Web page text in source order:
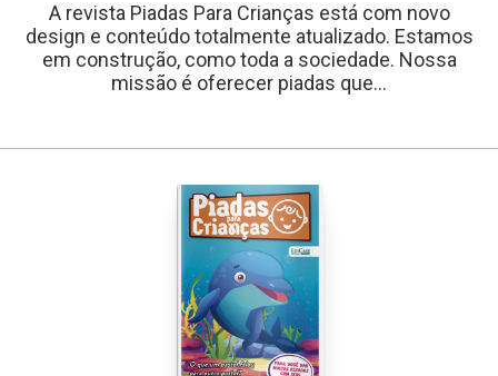
A revista Piadas Para Crianças está com novo
design e conteúdo totalmente atualizado. Estamos
em construção, como toda a sociedade. Nossa
missão é oferecer piadas que...